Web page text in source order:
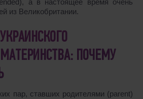
из Великобритании.
ПОЧЕМУ
пар, ставших родителями (parent)